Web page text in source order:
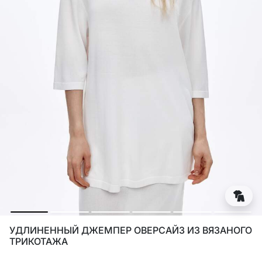
УДЛИНЕННЫЙ ДЖЕМПЕР ОВЕРСАЙЗ ИЗ ВЯЗАНОГО
ТРИКОТАЖА